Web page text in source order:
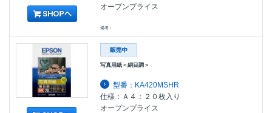
オープンプライス
備考：
写真用紙＜絹目調＞
型番：KA420MSHR
仕様：Ａ４：２０枚入り
オープンプライス